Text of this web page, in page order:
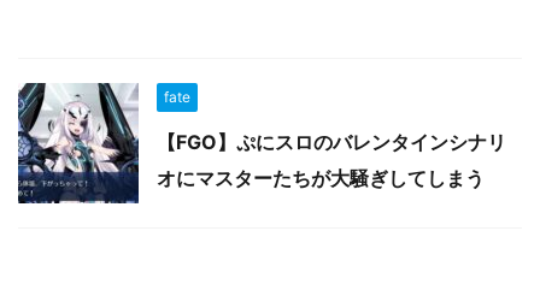
fate
【FGO】ぷにスロのバレンタインシナリ
オにマスターたちが大騒ぎしてしまう